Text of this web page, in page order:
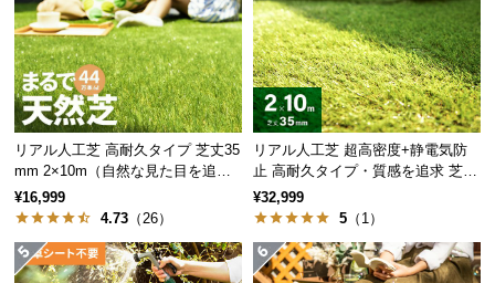
開
梱
設
置
サ
ー
ビ
ス
に
つ
い
リアル人工芝 高耐久タイプ 芝丈35
mm 2×10m（自然な見た目を追
求・U字ピン付属）
¥16,999
4.73 （26）
リアル人工芝 超高密度+静電気防
止 高耐久タイプ・質感を追求 芝丈
35mm 2×10m
¥32,999
5 （1）